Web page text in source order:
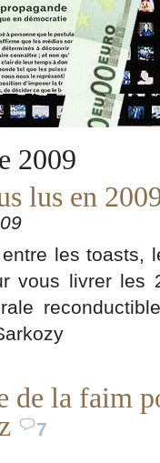
2009
lus en
les toasts,
vous livrer les
de la faim
7